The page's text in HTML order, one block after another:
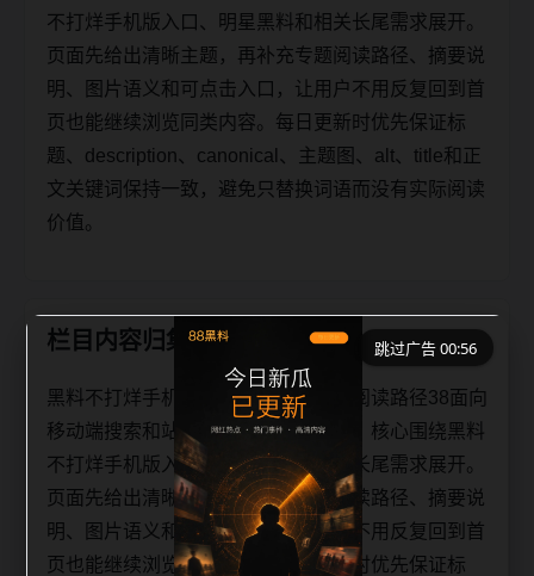
不打烊手机版入口、明星黑料和相关长尾需求展开。
页面先给出清晰主题，再补充专题阅读路径、摘要说
明、图片语义和可点击入口，让用户不用反复回到首
页也能继续浏览同类内容。每日更新时优先保证标
题、description、canonical、主题图、alt、title和正
文关键词保持一致，避免只替换词语而没有实际阅读
价值。
栏目内容归集
黑料不打烊手机版入口明星黑料专题阅读路径38面向
移动端搜索和站内连续阅读场景整理，核心围绕黑料
不打烊手机版入口、明星黑料和相关长尾需求展开。
页面先给出清晰主题，再补充专题阅读路径、摘要说
明、图片语义和可点击入口，让用户不用反复回到首
页也能继续浏览同类内容。每日更新时优先保证标
跳过广告 00:56